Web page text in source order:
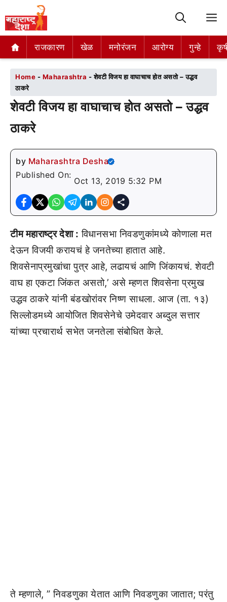
राजकारण खेळ मनोरंजन आरोग्य गुन्हे
राजकारण खेळ मनोरंजन आरोग्य गुन्हे
Home - Maharashtra -शेवटी विजय हा वाघाचाच होत असतो – उद्धव
ठाकरे
शेवटी विजय हा वाघाचाच होत असतो – उद्धव
ठाकरे
by Maharashtra Desha
Published On:
Oct 13, 2019 5:32 PM
टीम महाराष्ट्र देशा : विधानसभा निवडणुकांमध्ये कोणाला मत
देऊन विजयी करायचं हे जनतेच्या हातात आहे.
शिवसेनाप्रमुखांचा पुत्र आहे, लढायचं आणि जिंकायचं. शेवटी
वाघ हा एकटा जिंकत असतो,’ असे म्हणत शिवसेना प्रमुख
उद्धव ठाकरे यांनी बंडखोरांवर निष्ण साधला. आज (ता. १३)
सिल्लोडमध्ये आयोजित शिवसेनेचे उमेदवार अब्दुल सत्तार
यांच्या प्रचारार्थ सभेत जनतेला संबोधित केले.
ते म्हणाले, ” निवडणुका येतात आणि निवडणुका जातात; परंतु